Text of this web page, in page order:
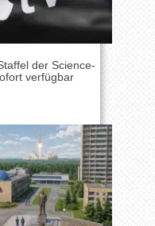
der Science-
verfügbar